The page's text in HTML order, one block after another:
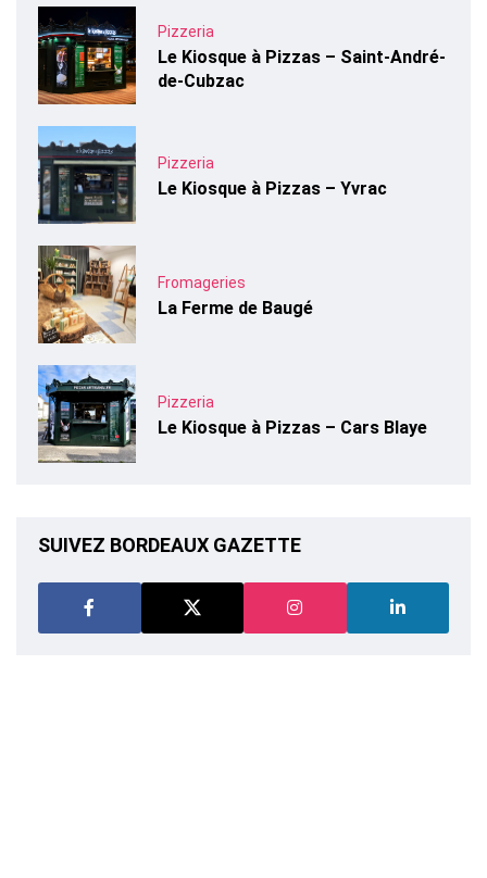
Pizzeria
Le Kiosque à Pizzas – Saint-André-
de-Cubzac
Pizzeria
Le Kiosque à Pizzas – Yvrac
Fromageries
La Ferme de Baugé
Pizzeria
Le Kiosque à Pizzas – Cars Blaye
SUIVEZ BORDEAUX GAZETTE